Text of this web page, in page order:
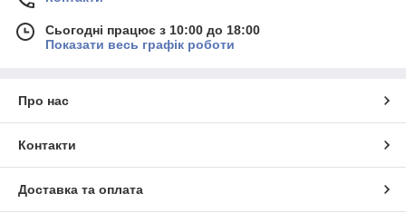
Сьогодні працює з 10:00 до 18:00
Показати весь графік роботи
Про нас
Контакти
Доставка та оплата